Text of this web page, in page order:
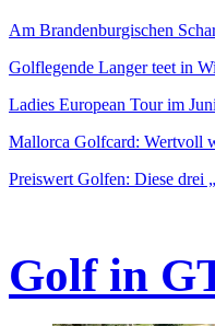
Am Brandenburgischen
Golflegende Langer teet in
Ladies European Tour im
Mallorca Golfcard: Wertvoll
Preiswert Golfen: Diese drei
Golf in